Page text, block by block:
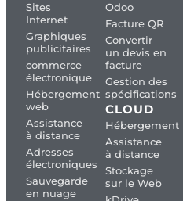
Sites
Internet
Graphiques
publicitaires
commerce
électronique
Hébergement
web
Assistance
à distance
Adresses
électroniques
Sauvegarde
en nuage
Odoo
Facture QR
Convertir
un devis en
facture
Gestion des
spécifications
CLOUD
Hébergement
Assistance
à distance
Stockage
sur le Web